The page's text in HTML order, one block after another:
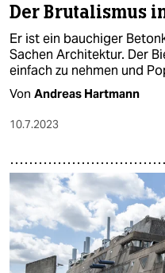
Der Brutalismus
Er ist ein bauchiger
Sachen Architektur. Der
einfach zu nehmen und
Von Andreas Hartmann
10.7.2023